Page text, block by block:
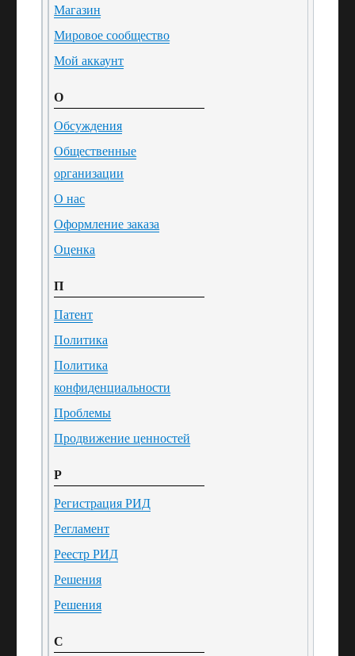
Магазин
Мировое сообщество
Мой аккаунт
О
Обсуждения
Общественные
организации
О нас
Оформление заказа
Оценка
П
Патент
Политика
Политика
конфиденциальности
Проблемы
Продвижение ценностей
Р
Регистрация РИД
Регламент
Реестр РИД
Решения
Решения
С